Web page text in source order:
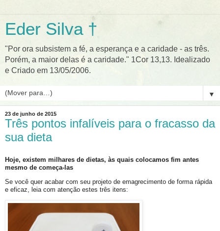
Eder Silva †
"Por ora subsistem a fé, a esperança e a caridade - as três.
Porém, a maior delas é a caridade." 1Cor 13,13. Idealizado
e Criado em 13/05/2006.
▼
23 de junho de 2015
Três pontos infalíveis para o fracasso da
sua dieta
Hoje, existem milhares de dietas, às quais colocamos fim antes
mesmo de começa-las
Se você quer acabar com seu projeto de emagrecimento de forma rápida
e eficaz, leia com atenção estes três itens: